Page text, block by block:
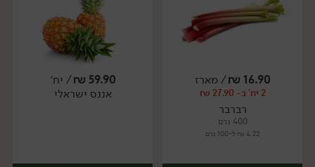
יח׳ יח׳
16.90
₪/ מארז
2 יח' ב- 27.90 ₪
רברבר
400 גרם
4.22 ₪ ל-100 גרם
59.90
₪/ יח׳
אננס ישראלי